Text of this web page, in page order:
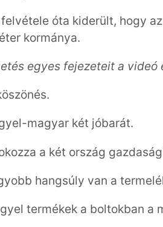
óta kiderült, hogy
kormánya.
egyes fejezeteit a videó
magyar két jóbarát.
a két ország
hangsúly van a
termékek a boltokban a